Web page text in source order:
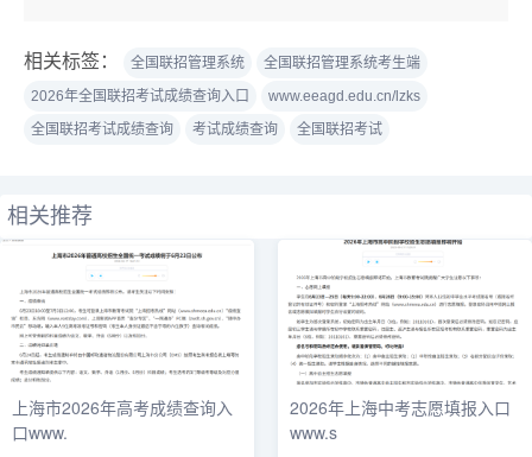
相关标签： 全国联招管理系统
全国联招管理系统考生端
2026年全国联招考试成绩查询入口
www.eeagd.edu.cn/lzks
全国联招考试成绩查询
考试成绩查询 全国联招考试
相关推荐
上海市2026年高考成绩查询入
口www.
2026年上海中考志愿填报入口
www.s